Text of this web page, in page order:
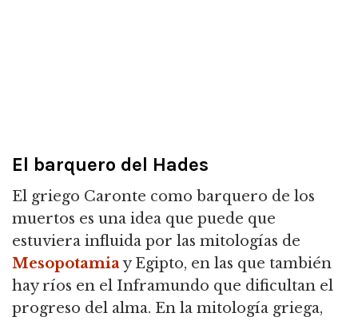
El barquero del Hades
El griego Caronte como barquero de los
muertos es una idea que puede que
estuviera influida por las mitologías de
Mesopotamiay Egipto, en las que también
hay ríos en el Inframundo que dificultan el
progreso del alma. En la mitología griega,